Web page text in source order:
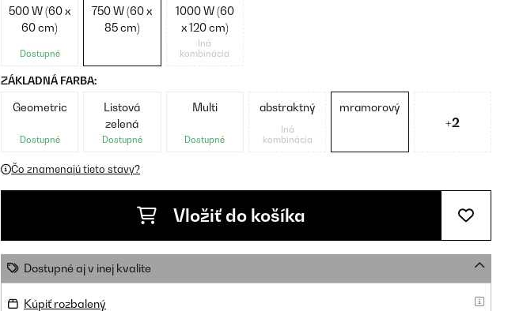
500 W (60 x
60 cm)
Dostupné
750 W (60 x
85 cm)
1000 W (60
x 120 cm)
Iná
kombinácia
ZÁKLADNÁ FARBA:
Geometric
Dostupné
Listová
zelená
Dostupné
Multi
Dostupné
abstraktný
Iná
kombinácia
mramorový
+2
Čo znamenajú tieto stavy?
Vložiť do košíka
Dostupné aj v inej kvalite
Kúpiť rozbalený